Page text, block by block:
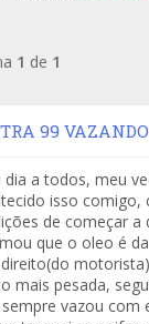
1 de 1
99
dia a todos, meu
isso comigo,
de começar a
que o oleo é
mais pesada,
vazou com